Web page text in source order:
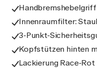
Innenraumfilter:
3-Punkt-
Kopfstützen hinten
Lackierung Race-Rot